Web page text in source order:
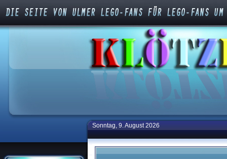
Sonntag, 9. August 2026